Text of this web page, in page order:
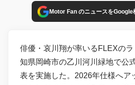
Motor Fan のニュースをGoogle
俳優・哀川翔が率いるFLEXの
知県岡崎市の乙川河川緑地で公
表を実施した。2026年仕様へア